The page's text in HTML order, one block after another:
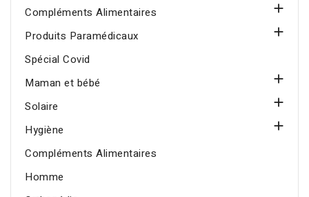
Compléments Alimentaires

Produits Paramédicaux

Spécial Covid
Maman et bébé

Solaire

Hygiène

Compléments Alimentaires
Homme